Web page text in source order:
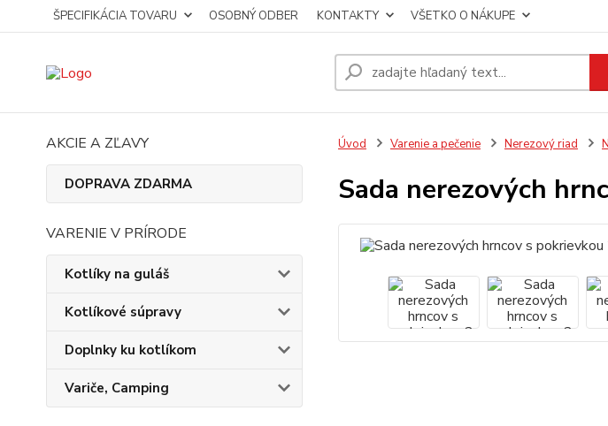
ŠPECIFIKÁCIA TOVARU OSOBNÝ ODBER KONTAKTY VŠETKO O NÁKUPE
AKCIE A ZĽAVY
DOPRAVA ZDARMA
VARENIE V PRÍRODE
Kotlíky na guláš
Kotlíkové súpravy
Doplnky ku kotlíkom
Variče, Camping
Úvod Varenie a pečenie Nerezový riad
Sada nerezových